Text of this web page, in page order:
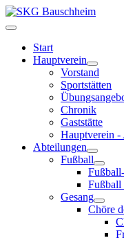
Start
Hauptverein
Vorstand
Sportstätten
Chronik
Gaststätte
Hauptverein -
Abteilungen
Fußball
Fußball
Gesang
Chöre